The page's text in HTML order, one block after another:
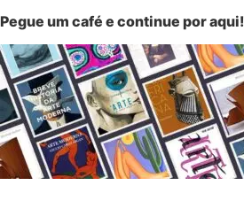
Pegue um café e continue por aqui!